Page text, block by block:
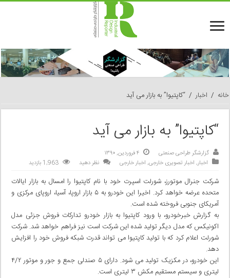
خانه / اخبار / “کاپتیوا” به بازار می آید
“کاپتیوا” به بازار می آید
گزارشگر طراحی صنعتی
۴ فروردین, ۱۳۹۰
اخبار, اخبار تصویری خارجی, اخبار خارجی نظر دهید 1,963 بازدید
شرکت جنرال موتورز، شورلت اسپرت خود با نام کاپتیوا را امسال به بازار ایالات
متحده عرضه خواهد کرد. اخیرا این خودرو به ۵ بازار اروپا، آسیا، اروپای مرکزی و
آمریکای جنوبی فروخته شده است.
به گزارش خبرخودرو، با ورود کاپتیوا به بازار خودرو تدارکات فروش جزئی مدل
اکونیکس که مدل دیگر تولید شده این شرکت است نیز فراهم خواهد شد. شرکت
شورلت اعلام کرد که با تولید کاپتیوا می تواند قدرت شبکه فروش خود را افزایش
دهد.
این خودرو، در مکزیک تولید می شود. دارای ۵ صندلی جمع و جور و موتور ۴/۲
لیتری و سیستم مستقیم مکش ۳ لیتری است.